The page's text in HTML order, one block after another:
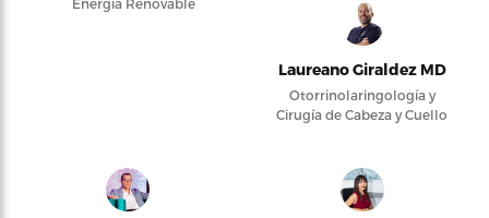
Energía Renovable
Laureano Giraldez MD
Otorrinolaringología y
Cirugía de Cabeza y Cuello